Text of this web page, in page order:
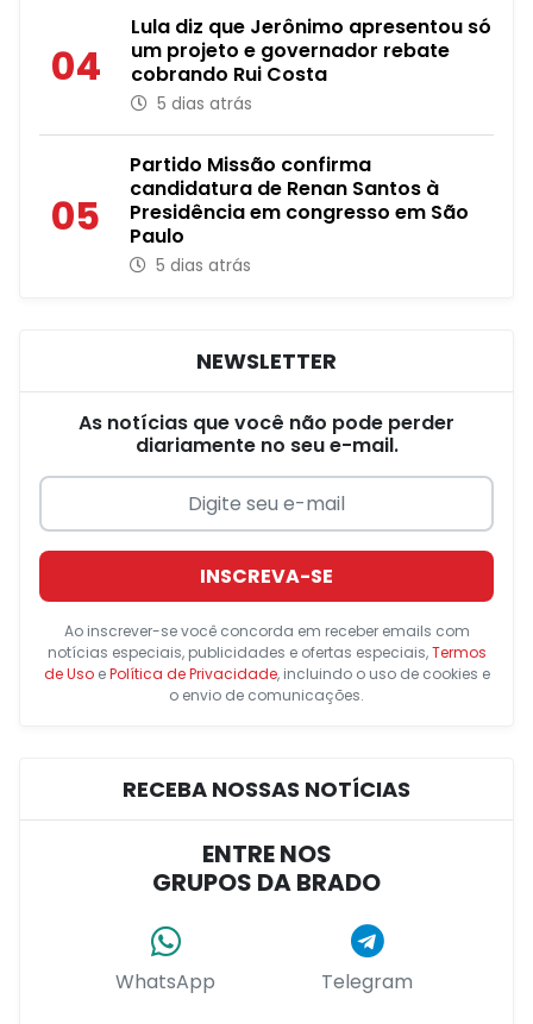
04
Lula diz que Jerônimo apresentou só
um projeto e governador rebate
cobrando Rui Costa
5 dias atrás
05
Partido Missão confirma
candidatura de Renan Santos à
Presidência em congresso em São
Paulo
5 dias atrás
NEWSLETTER
As notícias que você não pode perder
diariamente no seu e-mail.
INSCREVA-SE
Ao inscrever-se você concorda em receber emails com
notícias especiais, publicidades e ofertas especiais,Termos
de UsoePolítica de Privacidade, incluindo o uso de cookies e
o envio de comunicações.
RECEBA NOSSAS NOTÍCIAS
ENTRE NOS
GRUPOS DA BRADO
WhatsApp Telegram